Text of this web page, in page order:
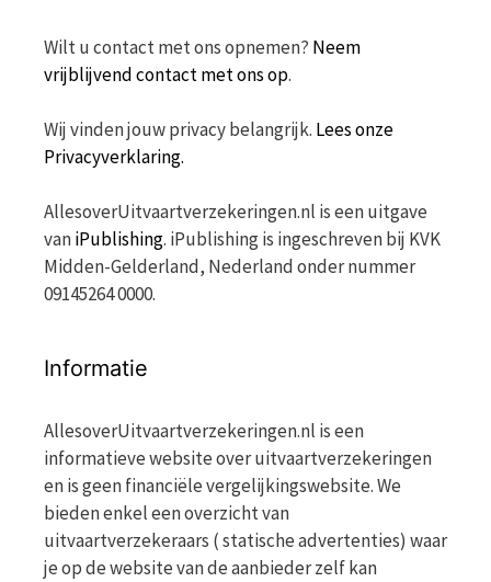
Wilt u contact met ons opnemen? Neem
vrijblijvend contact met ons op.
Wij vinden jouw privacy belangrijk. Lees onze
Privacyverklaring.
AllesoverUitvaartverzekeringen.nl is een uitgave
vaniPublishing. iPublishing is ingeschreven bij KVK
Midden-Gelderland, Nederland onder nummer
09145264 0000.
Informatie
AllesoverUitvaartverzekeringen.nl is een
informatieve website over uitvaartverzekeringen
en is geen financiële vergelijkingswebsite. We
bieden enkel een overzicht van
uitvaartverzekeraars ( statische advertenties) waar
je op de website van de aanbieder zelf kan